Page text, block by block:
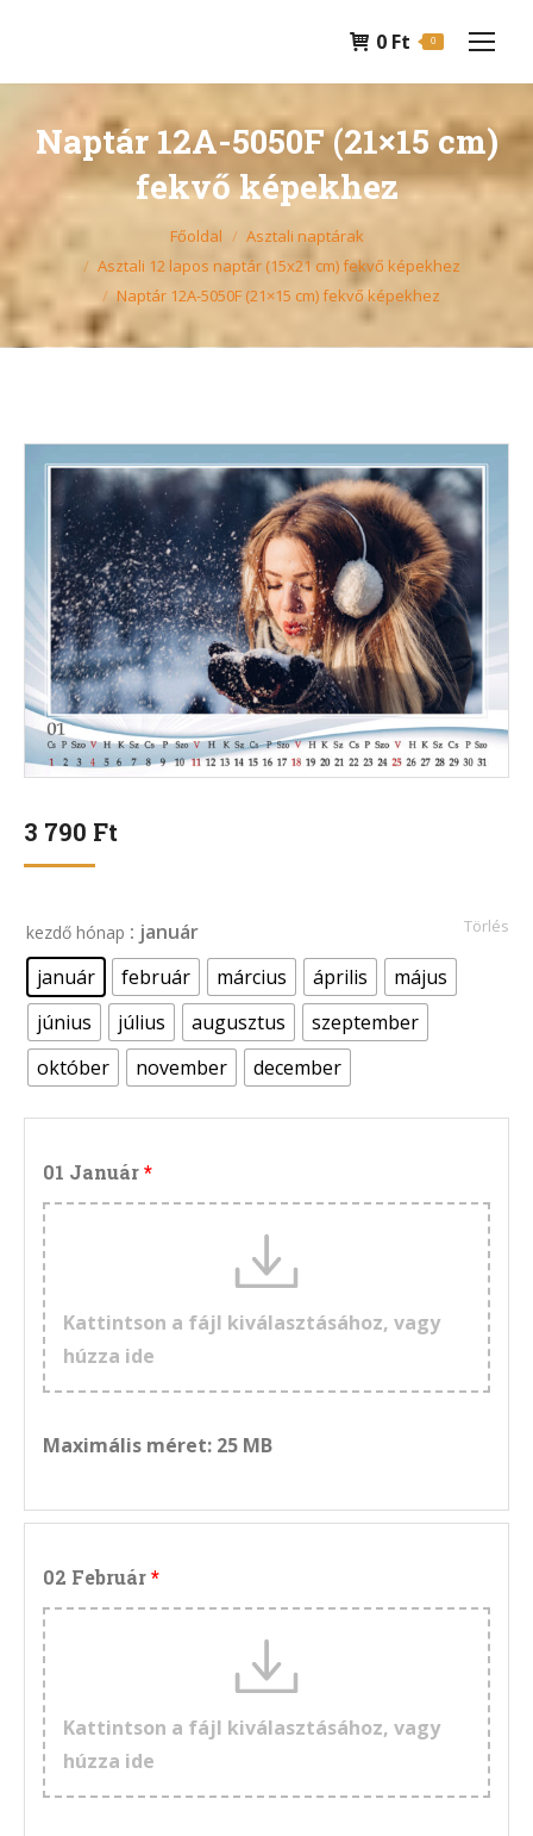
0 Ft 0
Naptár 12A-5050F (21×15 cm)
fekvő képekhez
You are here: Főoldal
Asztali naptárak
Asztali 12 lapos naptár (15x21 cm) fekvő képekhez
Naptár 12A-5050F (21×15 cm) fekvő képekhez
3 790 Ft
kezdő hónap : január
január
február március április
május
június
július augusztus
szeptember
október
november december
Törlés
01 Január
Kattintson a fájl kiválasztásához, vagy
húzza ide
Maximális méret: 25 MB
02 Február
Kattintson a fájl kiválasztásához, vagy
húzza ide